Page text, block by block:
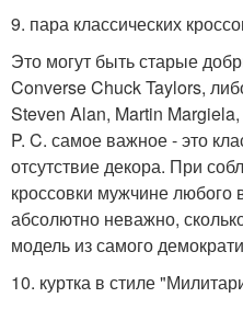
9. пара классических
Это могут быть старые
Converse Chuck Taylors,
Steven Alan, Martin
P. C. самое важное - это
отсутствие декора. При
кроссовки мужчине любого
абсолютно неважно,
модель из самого
10. куртка в стиле